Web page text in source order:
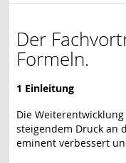
Der
Formeln.
1 Einleitung
Die
steigendem Druck an
eminent verbessert